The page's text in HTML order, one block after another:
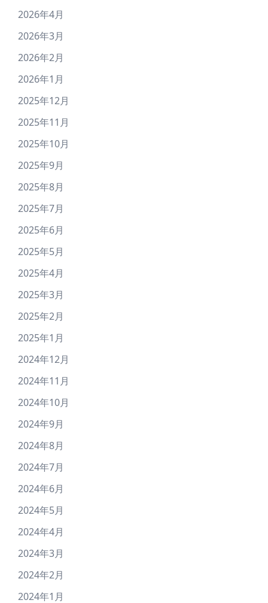
2026年4月
2026年3月
2026年2月
2026年1月
2025年12月
2025年11月
2025年10月
2025年9月
2025年8月
2025年7月
2025年6月
2025年5月
2025年4月
2025年3月
2025年2月
2025年1月
2024年12月
2024年11月
2024年10月
2024年9月
2024年8月
2024年7月
2024年6月
2024年5月
2024年4月
2024年3月
2024年2月
2024年1月